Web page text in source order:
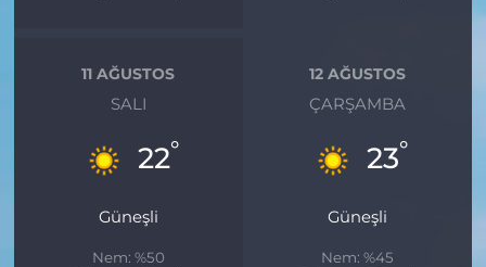
11 AĞUSTOS
SALI
22°
Güneşli
Nem: %50
12 AĞUSTOS
ÇARŞAMBA
23°
Güneşli
Nem: %45